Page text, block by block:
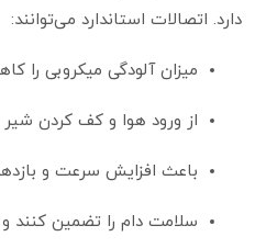
دارد. اتصالات استاندارد می‌توانند:
میزان آلودگی میکروبی را
از ورود هوا و کف کردن شیر
باعث افزایش سرعت و
سلامت دام را تضمین